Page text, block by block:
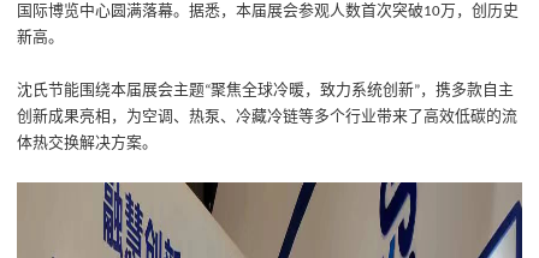
国际博览中心圆满落幕。据悉，本届展会参观人数首次突破10万，创历史
新高。
沈氏节能围绕本届展会主题“聚焦全球冷暖，致力系统创新”，携多款自主
创新成果亮相，为空调、热泵、冷藏冷链等多个行业带来了高效低碳的流
体热交换解决方案。